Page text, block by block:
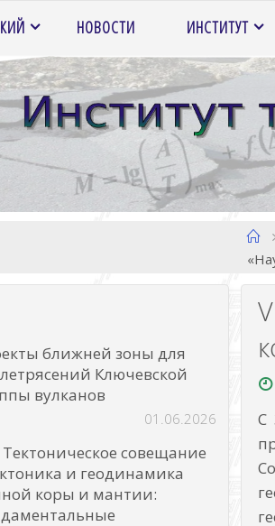
НОВОСТИ ИНСТИТУТ
С
ближней зоны для
Ключевской
вулканов
01.06.2026
Тектоническое совещание
и геодинамика
коры и мантии: